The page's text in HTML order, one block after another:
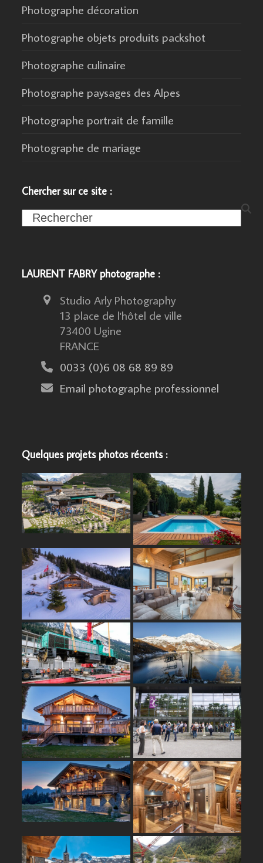
Photographe décoration
Photographe objets produits packshot
Photographe culinaire
Photographe paysages des Alpes
Photographe portrait de famille
Photographe de mariage
Chercher sur ce site :
Search
LAURENT FABRY photographe :
Studio Arly Photography
13 place de l'hôtel de ville
73400 Ugine
FRANCE
0033 (0)6 08 68 89 89
Email photographe professionnel
Quelques projets photos récents :